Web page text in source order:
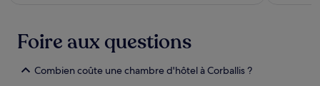
Foire aux questions
Combien coûte une chambre d'hôtel à Corballis ?